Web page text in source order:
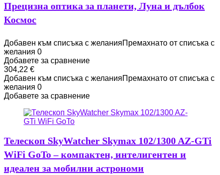
Прецизна оптика за планети, Луна и дълбок
Космос
Добавен към списъка с желанияПремахнато от списъка с
желания 0
Добавете за сравнение
304,22 €
Добавен към списъка с желанияПремахнато от списъка с
желания 0
Добавете за сравнение
Телескоп SkyWatcher Skymax 102/1300 AZ-GTi
WiFi GoTo – компактен, интелигентен и
идеален за мобилни астрономи